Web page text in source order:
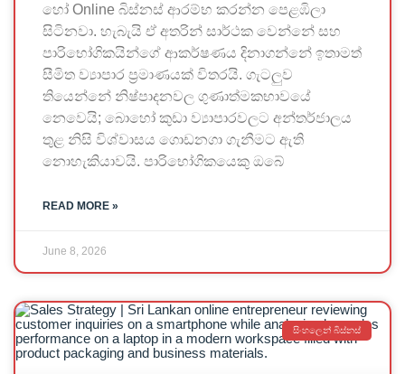
හෝ Online බිස්නස් ආරම්භ කරන්න පෙළඹිලා
සිටිනවා. හැබැයි ඒ අතරින් සාර්ථක වෙන්නේ සහ
පාරිභෝගිකයින්ගේ ආකර්ෂණය දිනාගන්නේ ඉතාමත්
සීමිත ව්‍යාපාර ප්‍රමාණයක් විතරයි. ගැටලුව
තියෙන්නේ නිෂ්පාදනවල ගුණාත්මකභාවයේ
නෙවෙයි; බොහෝ කුඩා ව්‍යාපාරවලට අන්තර්ජාලය
තුළ නිසි විශ්වාසය ගොඩනගා ගැනීමට ඇති
නොහැකියාවයි. පාරිභෝගිකයෙකු ඔබේ
READ MORE »
June 8, 2026
සිංහලෙන් බිස්නස්